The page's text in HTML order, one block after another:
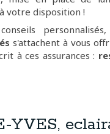
votre disposition !
s'attachent à vous
à ces assurances :
YVES,